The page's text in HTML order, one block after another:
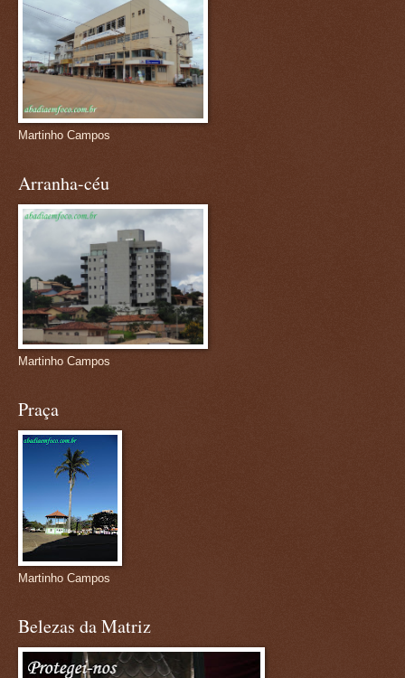
Martinho Campos
Arranha-céu
Martinho Campos
Praça
Martinho Campos
Belezas da Matriz